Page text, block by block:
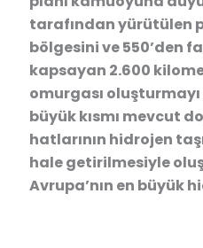
tarafından yürütülen
bölgesini ve 550’den
kapsayan 2.600
omurgası
büyük kısmı mevcut
hatlarının hidrojen
hale getirilmesiyle
Avrupa’nın en büyük